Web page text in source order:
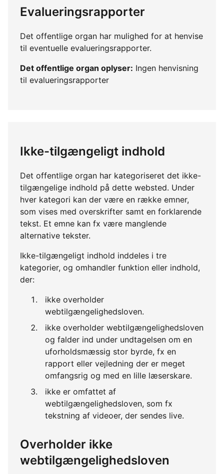
Evalueringsrapporter
Det offentlige organ har mulighed for at henvise
til eventuelle evalueringsrapporter.
Det offentlige organ oplyser: Ingen henvisning
til evalueringsrapporter
Ikke-tilgængeligt indhold
Det offentlige organ har kategoriseret det ikke-
tilgængelige indhold på dette websted. Under
hver kategori kan der være en række emner,
som vises med overskrifter samt en forklarende
tekst. Et emne kan fx være manglende
alternative tekster.
Ikke-tilgængeligt indhold inddeles i tre
kategorier, og omhandler funktion eller indhold,
der:
ikke overholder
webtilgængelighedsloven.
ikke overholder webtilgængelighedsloven
og falder ind under undtagelsen om en
uforholdsmæssig stor byrde, fx en
rapport eller vejledning der er meget
omfangsrig og med en lille læserskare.
ikke er omfattet af
webtilgængelighedsloven, som fx
tekstning af videoer, der sendes live.
Overholder ikke
webtilgængelighedsloven